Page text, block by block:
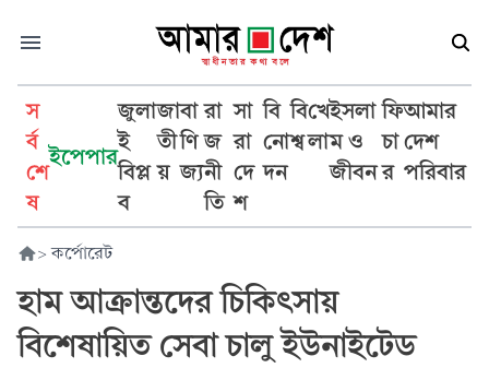
স
র্ব
শে
ষ
ইপেপার
জুলা
ই
বিপ্ল
ব
জা
তী
য়
বা
ণি
জ্য
রা
জ
নী
তি
সা
রা
দে
শ
বি
নো
দন
বি
শ্ব
খে
লা
ইসলা
ম ও
জীবন
ফি
চা
র
আমার
দেশ
পরিবার
> কর্পোরেট
হাম আক্রান্তদের চিকিৎসায়
বিশেষায়িত সেবা চালু ইউনাইটেড